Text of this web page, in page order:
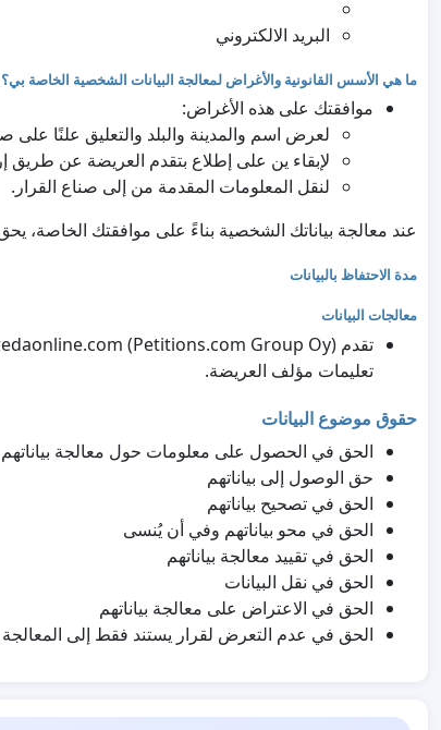
البريد الالكتروني
ما هي الأسس القانونية والأغراض لمعالجة البيانات الشخصية الخاصة بي؟
موافقتك على هذه الأغراض:
لعرض اسم والمدينة والبلد والتعليق علنًا على
لإبقاء ين على إطلاع بتقدم العريضة عن طريق
لنقل المعلومات المقدمة من إلى صناع القرار.
عند معالجة بياناتك الشخصية بناءً على موافقتك الخاصة،
مدة الاحتفاظ بالبيانات
معالجات البيانات
تعليمات مؤلف العريضة.
حقوق موضوع البيانات
الحق في الحصول على معلومات حول معالجة
حق الوصول إلى بياناتهم
الحق في تصحيح بياناتهم
الحق في محو بياناتهم وفي أن يُنسى
الحق في تقييد معالجة بياناتهم
الحق في نقل البيانات
الحق في الاعتراض على معالجة بياناتهم
الحق في عدم التعرض لقرار يستند فقط إلى المعالجة